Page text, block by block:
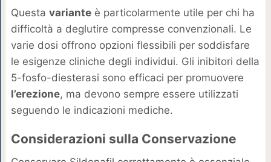
Questa varianteè particolarmente utile per chi ha
difficoltà a deglutire compresse convenzionali. Le
varie dosi offrono opzioni flessibili per soddisfare
le esigenze cliniche degli individui. Gli inibitori della
5-fosfo-diesterasi sono efficaci per promuovere
l’erezione, ma devono sempre essere utilizzati
seguendo le indicazioni mediche.
Considerazioni sulla Conservazione